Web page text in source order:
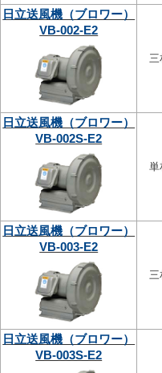
日立送風機（ブロワー）
VB-002-E2
三
日立送風機（ブロワー）
VB-002S-E2
単
日立送風機（ブロワー）
VB-003-E2
三
日立送風機（ブロワー）
VB-003S-E2